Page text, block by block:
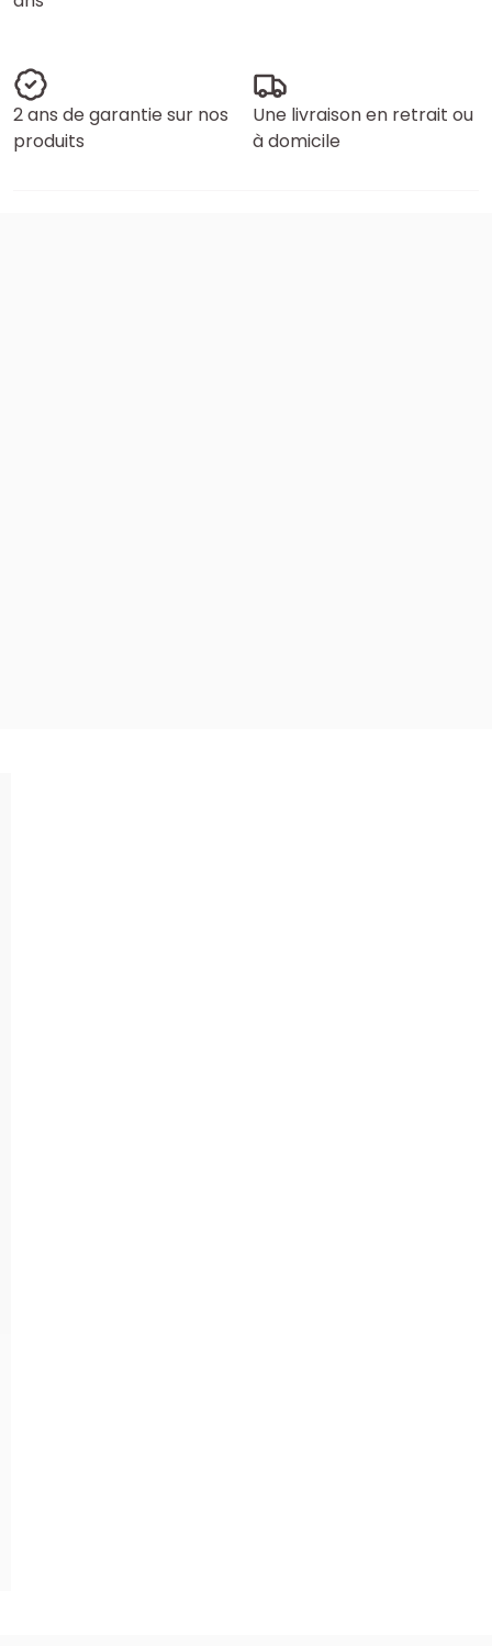
2 ans de garantie sur nos
produits
Une livraison en retrait ou
à domicile